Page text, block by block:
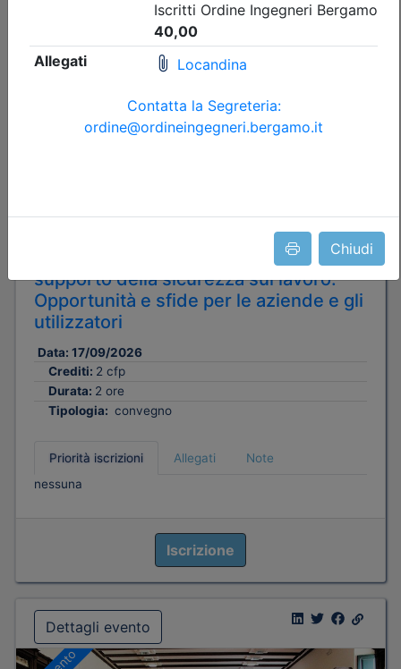
Chiudi
Gratuito
DPI, IOT e AI: le nuove tecnologie a
supporto della sicurezza sul lavoro.
Opportunità e sfide per le aziende e gli
utilizzatori
Data: 17/09/2026
Crediti: 2 cfp
Durata: 2 ore
Tipologia: convegno
Priorità iscrizioni Allegati
Note
nessuna
Iscrizione
Dettagli evento